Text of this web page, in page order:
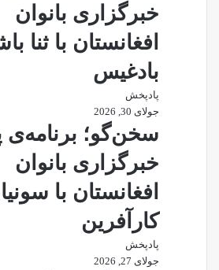
خبرگزاری بانوان
افغانستان با ثنا
بادغیس
پادپخش
جولای 30, 2026
سخن‌گو؛ برنامه‌ی
خبرگزاری بانوان
افغانستان با
کارآفرین
پادپخش
جولای 27, 2026